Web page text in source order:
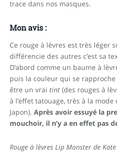
trace dans nos masques.
Mon avis :
Ce rouge à lèvres est très léger
différencie des autres c’est sa
D’abord comme un baume à
puis la couleur qui se rapproche
être un vrai tint (des rouges à
à l’effet tatouage, très à la mode
Japon). Après avoir essuyé la
mouchoir, il n’y a en effet pas
Rouge à lèvres Lip Monster de